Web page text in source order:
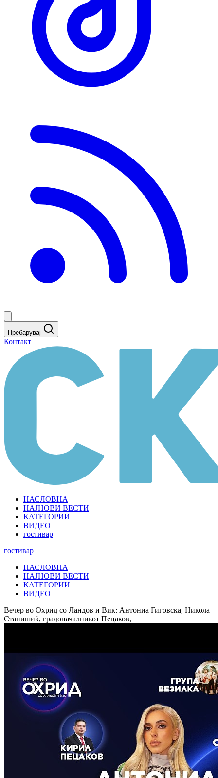
Пребарувај
Контакт
НАСЛОВНА
НАЈНОВИ ВЕСТИ
КАТЕГОРИИ
ВИДЕО
гостивар
гостивар
НАСЛОВНА
НАЈНОВИ ВЕСТИ
КАТЕГОРИИ
ВИДЕО
Вечер во Охрид со Ландов и Вик: Антониа Гиговска, Никола
Станишиќ, градоначалникот Пецаков,